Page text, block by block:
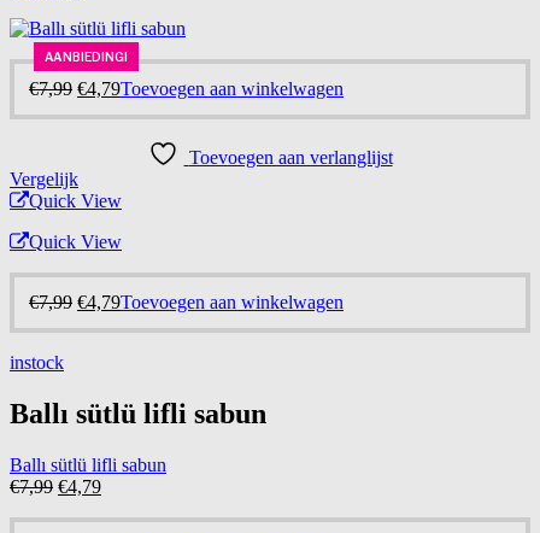
AANBIEDING!
€7,99 Oorspronkelijke
€4,79Huidige
€4,79.
Toevoegen aan winkelwagen
Toevoegen aan verlanglijst
Vergelijk
Quick View
Quick View
€7,99 Oorspronkelijke
€4,79Huidige
Toevoegen aan winkelwagen
instock
Ballı sütlü lifli sabun
Ballı sütlü lifli sabun
€7,99 Oorspronkelijke
was:
€4,79Huidige
is:
-40%
AANBIEDING!